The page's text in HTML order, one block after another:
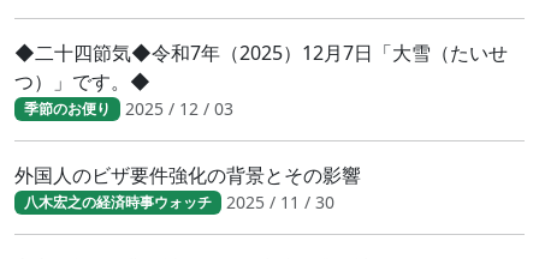
◆二十四節気◆令和7年（2025）12月7日「大雪（たいせ
つ）」です。◆
季節のお便り 2025 / 12 / 03
外国人のビザ要件強化の背景とその影響
八木宏之の経済時事ウォッチ 2025 / 11 / 30